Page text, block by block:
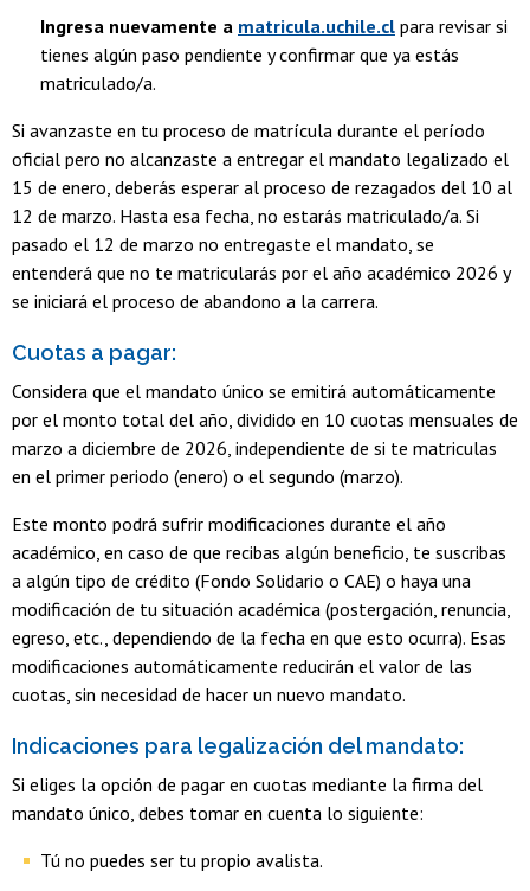
Ingresa nuevamente a matricula.uchile.cl para revisar si
tienes algún paso pendiente y confirmar que ya estás
matriculado/a.
Si avanzaste en tu proceso de matrícula durante el período
oficial pero no alcanzaste a entregar el mandato legalizado el
15 de enero, deberás esperar al proceso de rezagados del 10 al
12 de marzo. Hasta esa fecha, no estarás matriculado/a. Si
pasado el 12 de marzo no entregaste el mandato, se
entenderá que no te matricularás por el año académico 2026 y
se iniciará el proceso de abandono a la carrera.
Cuotas a pagar:
Considera que el mandato único se emitirá automáticamente
por el monto total del año, dividido en 10 cuotas mensuales de
marzo a diciembre de 2026, independiente de si te matriculas
en el primer periodo (enero) o el segundo (marzo).
Este monto podrá sufrir modificaciones durante el año
académico, en caso de que recibas algún beneficio, te suscribas
a algún tipo de crédito (Fondo Solidario o CAE) o haya una
modificación de tu situación académica (postergación, renuncia,
egreso, etc., dependiendo de la fecha en que esto ocurra). Esas
modificaciones automáticamente reducirán el valor de las
cuotas, sin necesidad de hacer un nuevo mandato.
Indicaciones para legalización del mandato:
Si eliges la opción de pagar en cuotas mediante la firma del
mandato único, debes tomar en cuenta lo siguiente:
Tú no puedes ser tu propio avalista.